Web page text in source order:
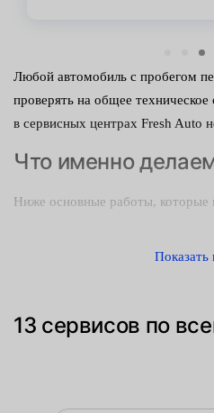
Любой автомобиль с пробегом
проверять на общее
в сервисных центрах Fresh Auto
Что именно
Ниже основные работы, которые
выявление протечек тех
Показать
13 сервисов по